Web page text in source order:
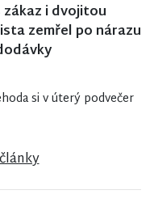
i dvojitou
zemřel po nárazu
si v úterý podvečer